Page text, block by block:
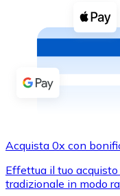
Buoni cripto
Acquista
Acquista con
Bonifico SEPA
Usa le carte
Acquista 0x con
Effettua il tuo
tradizionale in modo